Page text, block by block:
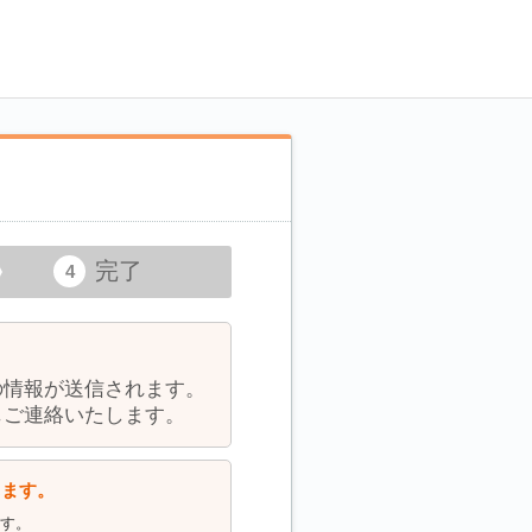
完了
報が送信されます。
連絡いたします。
す。
。